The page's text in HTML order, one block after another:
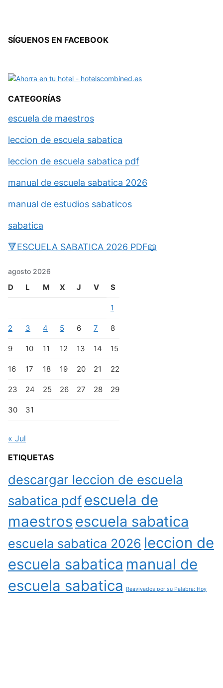
SÍGUENOS EN FACEBOOK
CATEGORÍAS
escuela de maestros
leccion de escuela sabatica
leccion de escuela sabatica pdf
manual de escuela sabatica 2026
manual de estudios sabaticos
sabatica
🔻ESCUELA SABATICA 2026 PDF📖
agosto 2026
D L M X J V S
1
2 3 4 5 6 7 8
9 10 11 12 13 14 15
16 17 18 19 20 21 22
23 24 25 26 27 28 29
30 31
« Jul
ETIQUETAS
descargar leccion de escuela
sabatica pdfescuela de
maestros escuela sabatica
escuela sabatica 2026 leccion de
escuela sabatica manual de
escuela sabatica
Reavivados por su Palabra: Hoy